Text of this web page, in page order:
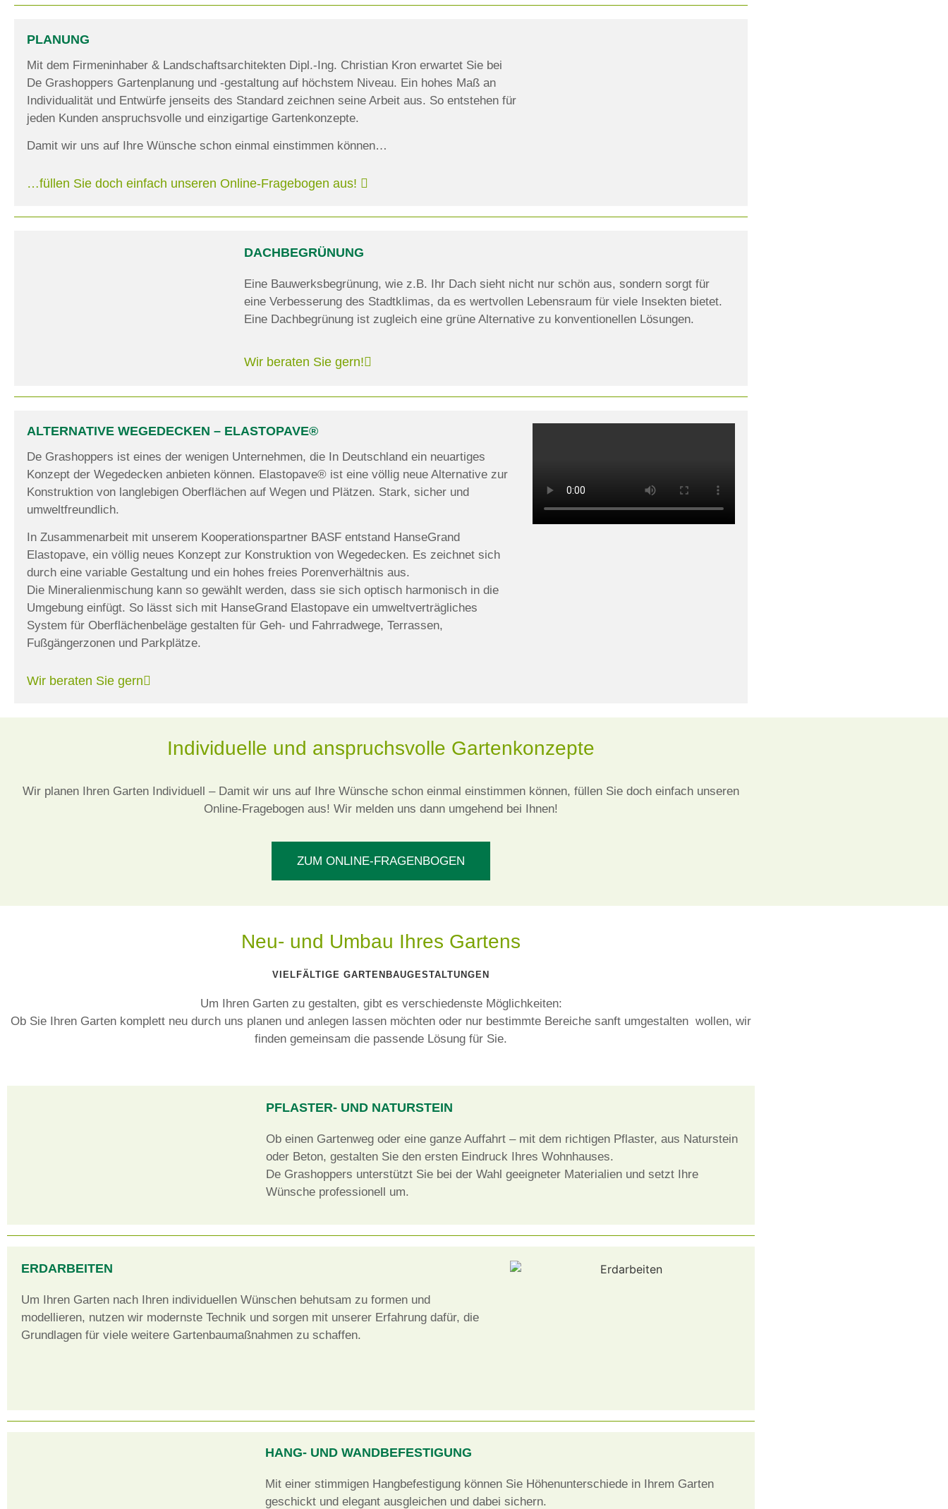
PLANUNG
Mit dem Firmeninhaber & Landschaftsarchitekten Dipl.-Ing. Christian Kron erwartet Sie bei
De Grashoppers Gartenplanung und -gestaltung auf höchstem Niveau. Ein hohes Maß an
Individualität und Entwürfe jenseits des Standard zeichnen seine Arbeit aus. So entstehen für
jeden Kunden anspruchsvolle und einzigartige Gartenkonzepte.
Damit wir uns auf Ihre Wünsche schon einmal einstimmen können…
…füllen Sie doch einfach unseren Online-Fragebogen aus!
DACHBEGRÜNUNG
Eine Bauwerksbegrünung, wie z.B. Ihr Dach sieht nicht nur schön aus, sondern sorgt für
eine Verbesserung des Stadtklimas, da es wertvollen Lebensraum für viele Insekten bietet.
Eine Dachbegrünung ist zugleich eine grüne Alternative zu konventionellen Lösungen.
Wir beraten Sie gern!
ALTERNATIVE WEGEDECKEN – ELASTOPAVE®
De Grashoppers ist eines der wenigen Unternehmen, die In Deutschland ein neuartiges
Konzept der Wegedecken anbieten können. Elastopave® ist eine völlig neue Alternative zur
Konstruktion von langlebigen Oberflächen auf Wegen und Plätzen. Stark, sicher und
umweltfreundlich.
In Zusammenarbeit mit unserem Kooperationspartner BASF entstand HanseGrand
Elastopave, ein völlig neues Konzept zur Konstruktion von Wegedecken. Es zeichnet sich
durch eine variable Gestaltung und ein hohes freies Porenverhältnis aus.
Die Mineralienmischung kann so gewählt werden, dass sie sich optisch harmonisch in die
Umgebung einfügt. So lässt sich mit HanseGrand Elastopave ein umweltverträgliches
System für Oberflächenbeläge gestalten für Geh- und Fahrradwege, Terrassen,
Fußgängerzonen und Parkplätze.
Wir beraten Sie gern
Individuelle und anspruchsvolle Gartenkonzepte
Wir planen Ihren Garten Individuell – Damit wir uns auf Ihre Wünsche schon einmal einstimmen können, füllen Sie doch einfach unseren
Online-Fragebogen aus! Wir melden uns dann umgehend bei Ihnen!
ZUM ONLINE-FRAGENBOGEN
Neu- und Umbau Ihres Gartens
VIELFÄLTIGE GARTENBAUGESTALTUNGEN
Um Ihren Garten zu gestalten, gibt es verschiedenste Möglichkeiten:
Ob Sie Ihren Garten komplett neu durch uns planen und anlegen lassen möchten oder nur bestimmte Bereiche sanft umgestalten wollen, wir
finden gemeinsam die passende Lösung für Sie.
PFLASTER- UND NATURSTEIN
Ob einen Gartenweg oder eine ganze Auffahrt – mit dem richtigen Pflaster, aus Naturstein
oder Beton, gestalten Sie den ersten Eindruck Ihres Wohnhauses.
De Grashoppers unterstützt Sie bei der Wahl geeigneter Materialien und setzt Ihre
Wünsche professionell um.
ERDARBEITEN
Um Ihren Garten nach Ihren individuellen Wünschen behutsam zu formen und
modellieren, nutzen wir modernste Technik und sorgen mit unserer Erfahrung dafür, die
Grundlagen für viele weitere Gartenbaumaßnahmen zu schaffen.
HANG- UND WANDBEFESTIGUNG
Mit einer stimmigen Hangbefestigung können Sie Höhenunterschiede in Ihrem Garten
geschickt und elegant ausgleichen und dabei sichern.